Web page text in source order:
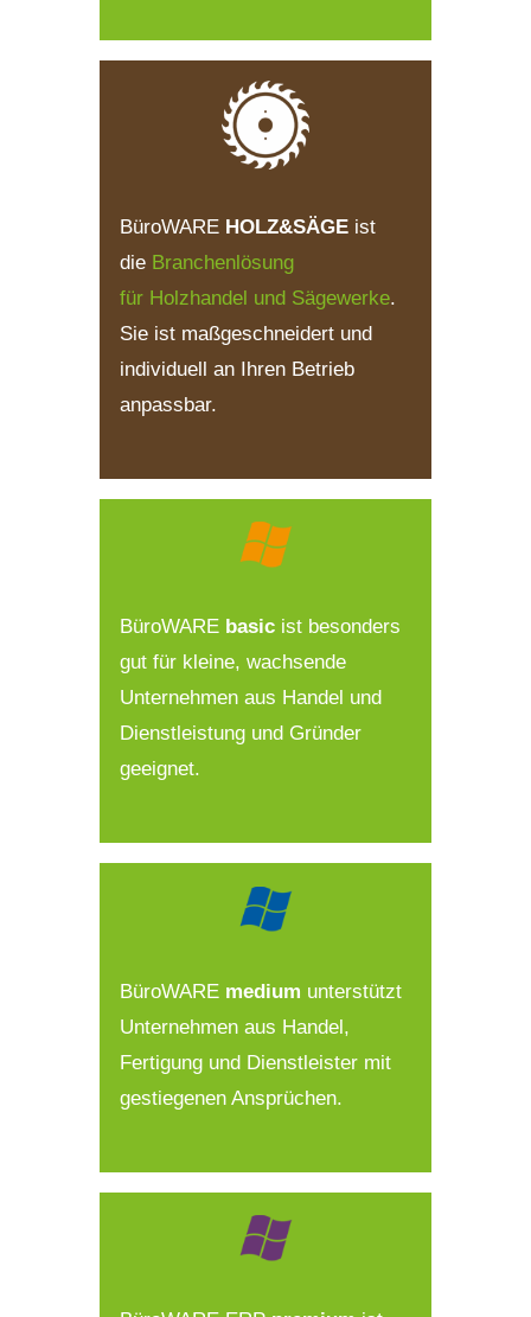
BüroWARE HOLZ&SÄGE ist
die Branchenlösung
für Holzhandel und Sägewerke.
Sie ist maßgeschneidert und
individuell an Ihren Betrieb
anpassbar.
BüroWARE basic ist besonders
gut für kleine, wachsende
Unternehmen aus Handel und
Dienstleistung und Gründer
geeignet.
BüroWARE medium unterstützt
Unternehmen aus Handel,
Fertigung und Dienstleister mit
gestiegenen Ansprüchen.